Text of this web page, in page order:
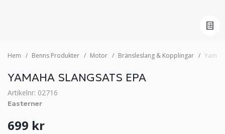
Hem Benns Produkter Motor Bränsleslang & Kopplingar
YAMAHA SLANGSATS EPA
Artikelnr: 02716
Easterner
699 kr